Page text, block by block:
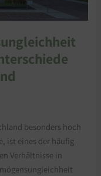
besonders hoch
ist eines der häufig
Verhältnisse in